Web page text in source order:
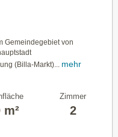
Gemeindegebiet von
(Billa-Markt)...
mehr
m²
Zimmer
2